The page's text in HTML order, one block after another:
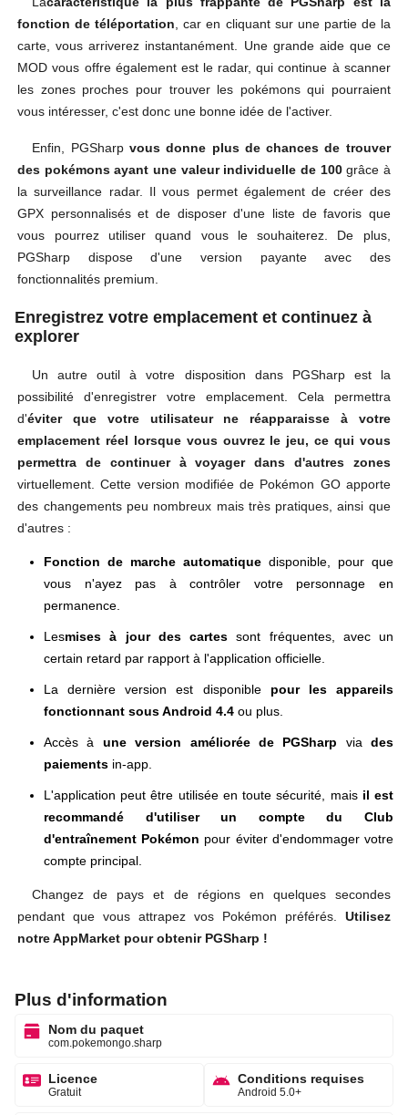
fonction de téléportation , car en cliquant sur une partie de la
carte, vous arriverez instantanément. Une grande aide que ce
MOD vous offre également est le radar, qui continue à scanner
les zones proches pour trouver les pokémons qui pourraient
vous intéresser, c'est donc une bonne idée de l'activer.
Enfin, PGSharpvous donne plus de chances de trouver
des pokémons ayant une valeur individuelle de 100grâce à
la surveillance radar. Il vous permet également de créer des
GPX personnalisés et de disposer d'une liste de favoris que
vous pourrez utiliser quand vous le souhaiterez. De plus,
PGSharp dispose d'une version payante avec des
fonctionnalités premium.
Enregistrez votre emplacement et continuez à
explorer
Un autre outil à votre disposition dans PGSharp est la
possibilité d'enregistrer votre emplacement. Cela permettra
d'éviter que votre utilisateur ne réapparaisse à votre
emplacement réel lorsque vous ouvrez le jeu, ce qui vous
permettra de continuer à voyager dans d'autres zones
virtuellement. Cette version modifiée de Pokémon GO apporte
des changements peu nombreux mais très pratiques, ainsi que
d'autres :
Fonction de marche automatique disponible, pour que
vous n'ayez pas à contrôler votre personnage en
permanence.
Lesmises à jour des cartes sont fréquentes, avec un
certain retard par rapport à l'application officielle.
La dernière version est disponible pour les appareils
fonctionnant sous Android 4.4 ou plus.
Accès à une version améliorée de PGSharp via des
paiements in-app.
L'application peut être utilisée en toute sécurité, maisil est
recommandé d'utiliser un compte du Club
d'entraînement Pokémon pour éviter d'endommager votre
compte principal.
Changez de pays et de régions en quelques secondes
pendant que vous attrapez vos Pokémon préférés. Utilisez
notre AppMarket pour obtenir PGSharp !
Plus d'information
Nom du paquet
com.pokemongo.sharp
Licence
Gratuit
Conditions requises
Android 5.0+